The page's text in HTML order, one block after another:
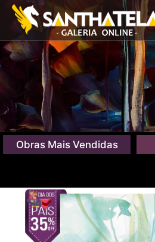
Obras Mais Vendidas